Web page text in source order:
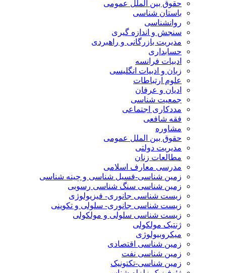
حقوق بین الملل عمومی
باستان شناسی
روانشناسی
سنجش و اندازه گیری
مدیریت بازرگانی و راهبردی
حسابداری
ادبیات فرانسه
زبان و ادبیات انگلیسی
علوم ارتباطات
ادیان و عرفان
جمعیت شناسی
مددکاری اجتماعی
فقه شافعی
مشاوره
حقوق بین الملل عمومی
مدیریت دولتی
مطالعات زنان
مدرسی معارف اسلامی
زمین شناسی-فسیل شناسی و چینه شناسی
زمین شناسی سنگ شناسی رسوبی
زیست شناسی جانوری- فیزیولوژی
زیست شناسی جانوری- سلولی و تکوینی
زیست شناسی سلولی و مولکولی
ژنتیک مولکولی
میکروبیولوژی
زمین شناسی اقتصادی
زمین شناسی نفت
زمین شناسی-تکتونیک